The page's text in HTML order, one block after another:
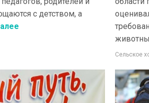
с детством, а
Сельское